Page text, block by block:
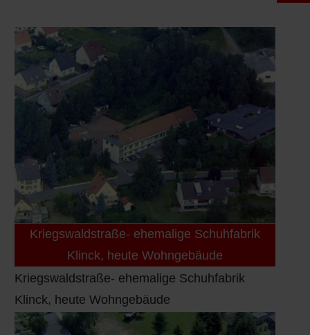
Kriegswaldstraße- ehemalige Schuhfabrik
Klinck, heute Wohngebäude
Kriegswaldstraße- ehemalige Schuhfabrik
Klinck, heute Wohngebäude